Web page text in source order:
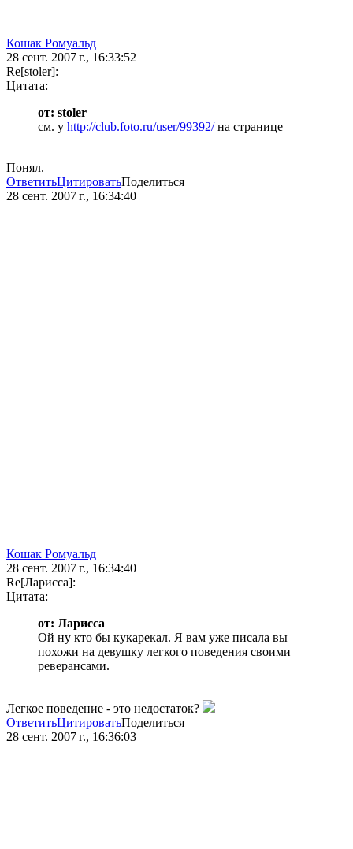
Кошак Ромуальд
28 сент. 2007 г., 16:33:52
Re[stoler]:
Цитата:
от: stoler
см. у http://club.foto.ru/user/99392/на странице
Понял.
ОтветитьЦитироватьПоделиться
28 сент. 2007 г., 16:34:40
Кошак Ромуальд
28 сент. 2007 г., 16:34:40
Re[Ларисса]:
Цитата:
от: Ларисса
Ой ну кто бы кукарекал. Я вам уже писала вы
похожи на девушку легкого поведения своими
реверансами.
Легкое поведение - это недостаток?
ОтветитьЦитироватьПоделиться
28 сент. 2007 г., 16:36:03